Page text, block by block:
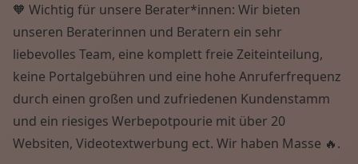
🧡 Wichtig für unsere Berater*innen: Wir bieten
unseren Beraterinnen und Beratern ein sehr
liebevolles Team, eine komplett freie Zeiteinteilung,
keine Portalgebühren und eine hohe Anruferfrequenz
durch einen großen und zufriedenen Kundenstamm
und ein riesiges Werbepotpourie mit über 20
Websiten, Videotextwerbung ect. Wir haben Masse 🔥.